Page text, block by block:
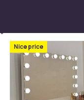
Nice price